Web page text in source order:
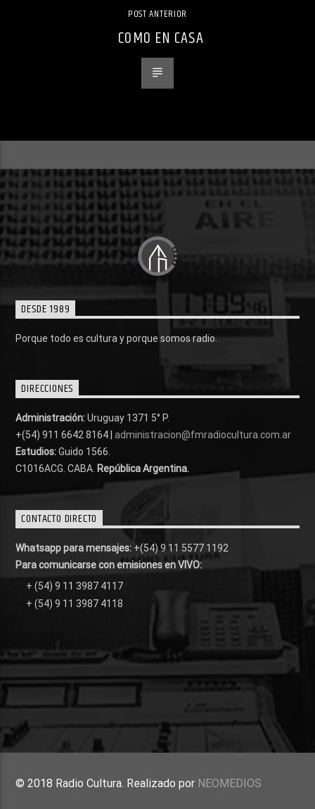
POST ANTERIOR
COMO EN CASA
DESDE 1989
Porque todo es cultura y porque somos radio.
DIRECCIONES
Administración:Uruguay 1371 5° P.
+(54) 911 6642 8164 | administracion@fmradiocultura.com.ar
Estudios:Guido 1566.
C1016ACG . CABA. República Argentina.
CONTACTO DIRECTO
Whatsapp para mensajes: +(54) 9 11 5577 1192
Para comunicarse con emisiones en VIVO:
+ (54) 9 11 3987 4117
+ (54) 9 11 3987 4118
© 2018 Radio Cultura. Realizado por NEOMEDIOS